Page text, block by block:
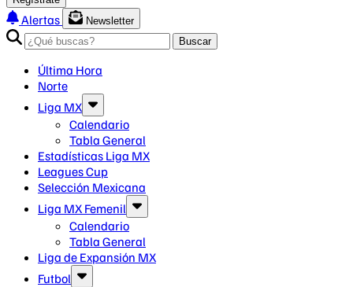
Alertas
Newsletter
Buscar
Última Hora
Norte
Liga MX
Calendario
Tabla General
Estadísticas Liga MX
Leagues Cup
Selección Mexicana
Liga MX Femenil
Calendario
Tabla General
Liga de Expansión MX
Futbol